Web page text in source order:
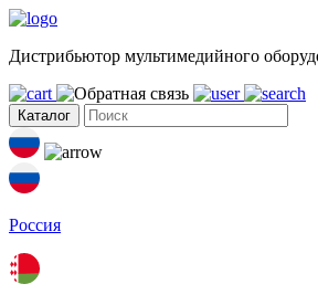
Дистрибьютор мультимедийного
Каталог
Россия